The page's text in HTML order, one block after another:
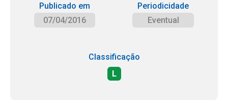
Publicado em
07/04/2016
Periodicidade
Eventual
Classificação
L